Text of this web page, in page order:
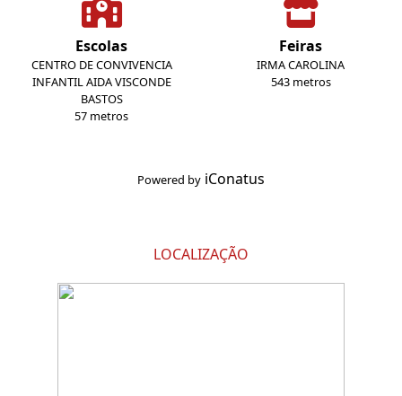
Escolas
CENTRO DE CONVIVENCIA
INFANTIL AIDA VISCONDE
BASTOS
57 metros
Feiras
IRMA CAROLINA
543 metros
Powered by iConatus
LOCALIZAÇÃO